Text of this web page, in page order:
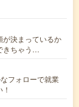
が決まっているか
きちゃう…
フォローで就業